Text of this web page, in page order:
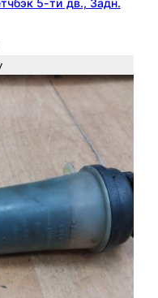
5-ти дв., Задн.